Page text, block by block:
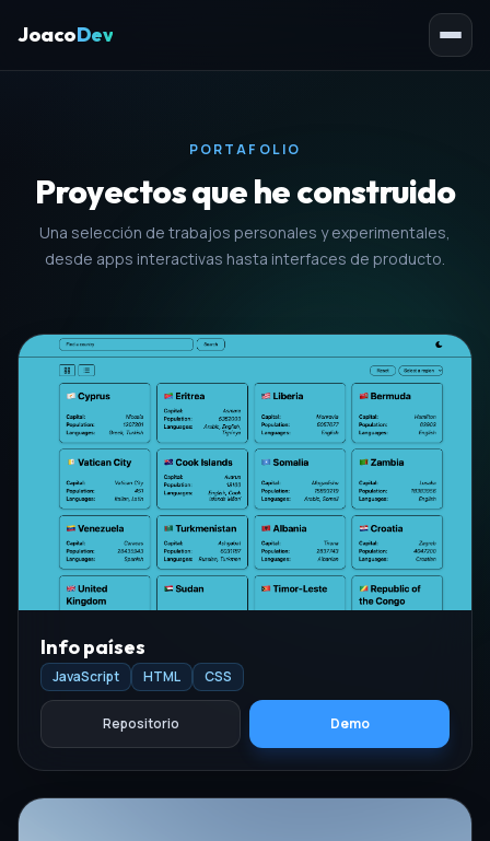
JoacoDev
PORTAFOLIO
Proyectos que he construido
Una selección de trabajos personales y experimentales,
desde apps interactivas hasta interfaces de producto.
Info países
JavaScript HTML CSS
Repositorio Demo